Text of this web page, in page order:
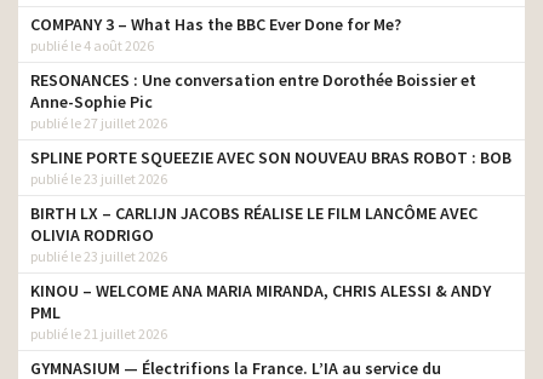
COMPANY 3 – What Has the BBC Ever Done for Me?
publié le 4 août 2026
RESONANCES : Une conversation entre Dorothée Boissier et
Anne-Sophie Pic
publié le 27 juillet 2026
SPLINE PORTE SQUEEZIE AVEC SON NOUVEAU BRAS ROBOT : BOB
publié le 23 juillet 2026
BIRTH LX – CARLIJN JACOBS RÉALISE LE FILM LANCÔME AVEC
OLIVIA RODRIGO
publié le 23 juillet 2026
KINOU – WELCOME ANA MARIA MIRANDA, CHRIS ALESSI & ANDY
PML
publié le 21 juillet 2026
GYMNASIUM — Électrifions la France. L’IA au service du